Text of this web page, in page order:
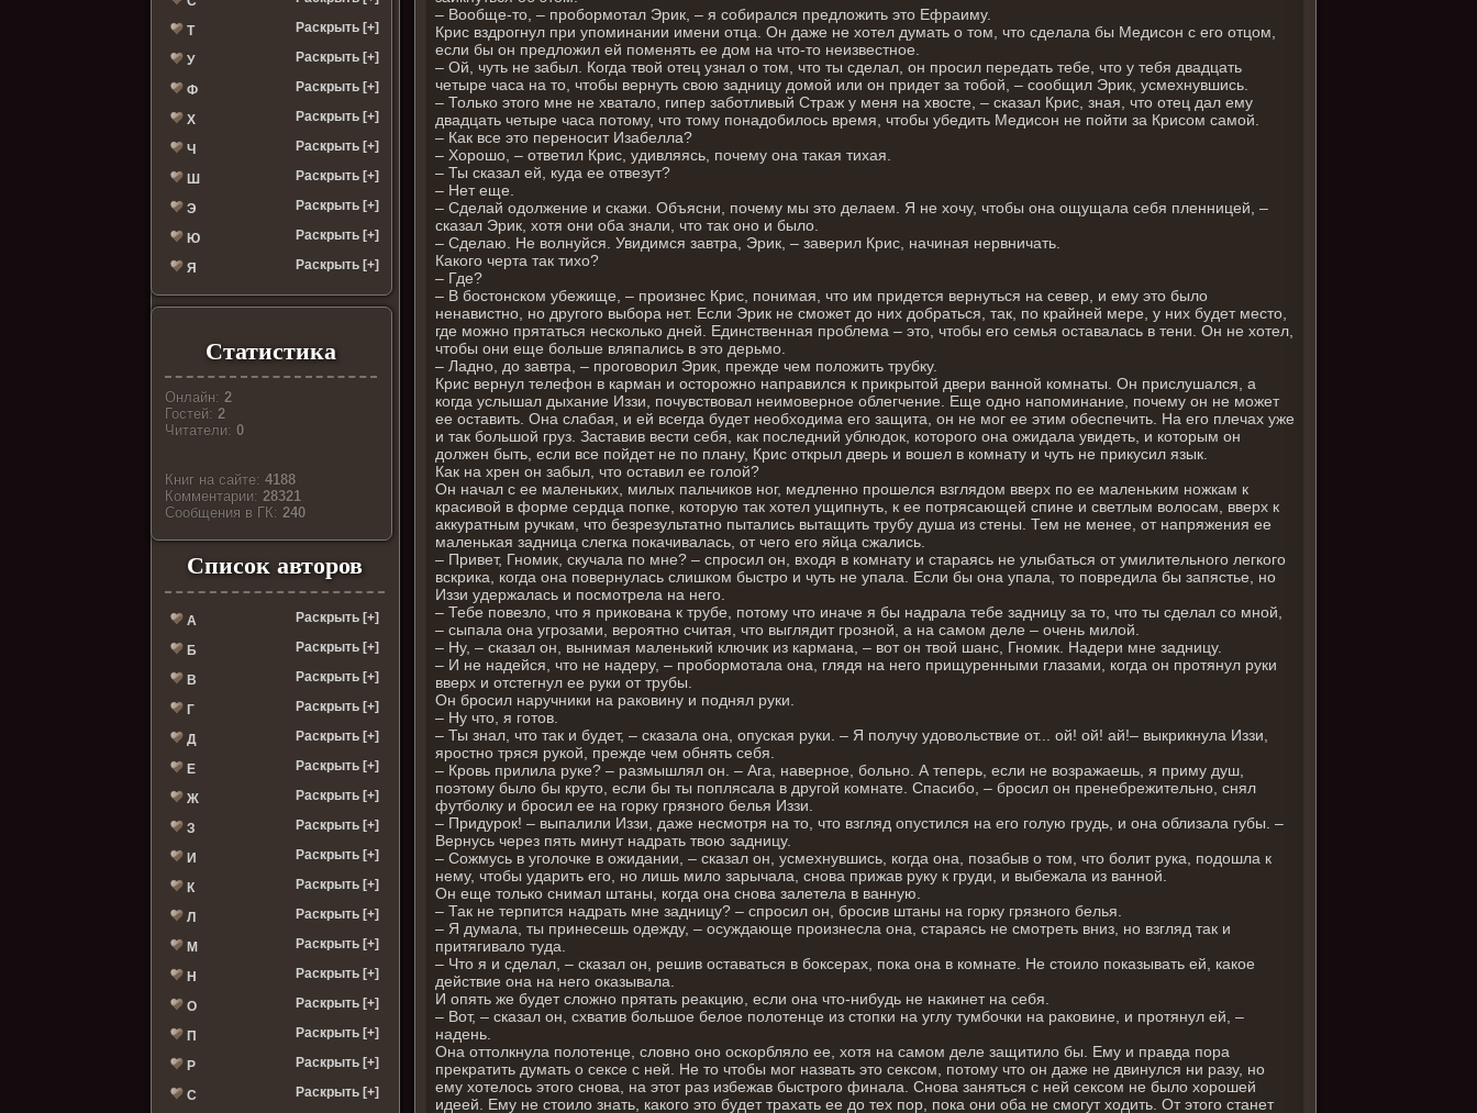
Т Раскрыть [+]
У Раскрыть [+]
Ф Раскрыть [+]
Х Раскрыть [+]
Ч Раскрыть [+]
Ш Раскрыть [+]
Э Раскрыть [+]
Ю Раскрыть [+]
Я Раскрыть [+]
Статистика
Онлайн: 2
Гостей: 2
Читатели: 0
Книг на сайте: 4188
Комментарии: 28321
Cообщения в ГК: 240
Список авторов
А Раскрыть [+]
Б Раскрыть [+]
В Раскрыть [+]
Г Раскрыть [+]
Д Раскрыть [+]
Е Раскрыть [+]
Ж Раскрыть [+]
З Раскрыть [+]
И Раскрыть [+]
К Раскрыть [+]
Л Раскрыть [+]
М Раскрыть [+]
Н Раскрыть [+]
О Раскрыть [+]
П Раскрыть [+]
Р Раскрыть [+]
С Раскрыть [+]
– Вообще-то, – пробормотал Эрик, – я собирался предложить это Ефраиму.
Крис вздрогнул при упоминании имени отца. Он даже не хотел думать о том, что сделала бы Медисон с его отцом,
если бы он предложил ей поменять ее дом на что-то неизвестное.
– Ой, чуть не забыл. Когда твой отец узнал о том, что ты сделал, он просил передать тебе, что у тебя двадцать
четыре часа на то, чтобы вернуть свою задницу домой или он придет за тобой, – сообщил Эрик, усмехнувшись.
– Только этого мне не хватало, гипер заботливый Страж у меня на хвосте, – сказал Крис, зная, что отец дал ему
двадцать четыре часа потому, что тому понадобилось время, чтобы убедить Медисон не пойти за Крисом самой.
– Как все это переносит Изабелла?
– Хорошо, – ответил Крис, удивляясь, почему она такая тихая.
– Ты сказал ей, куда ее отвезут?
– Нет еще.
– Сделай одолжение и скажи. Объясни, почему мы это делаем. Я не хочу, чтобы она ощущала себя пленницей, –
сказал Эрик, хотя они оба знали, что так оно и было.
– Сделаю. Не волнуйся. Увидимся завтра, Эрик, – заверил Крис, начиная нервничать.
Какого черта так тихо?
– Где?
– В бостонском убежище, – произнес Крис, понимая, что им придется вернуться на север, и ему это было
ненавистно, но другого выбора нет. Если Эрик не сможет до них добраться, так, по крайней мере, у них будет место,
где можно прятаться несколько дней. Единственная проблема – это, чтобы его семья оставалась в тени. Он не хотел,
чтобы они еще больше вляпались в это дерьмо.
– Ладно, до завтра, – проговорил Эрик, прежде чем положить трубку.
Крис вернул телефон в карман и осторожно направился к прикрытой двери ванной комнаты. Он прислушался, а
когда услышал дыхание Иззи, почувствовал неимоверное облегчение. Еще одно напоминание, почему он не может
ее оставить. Она слабая, и ей всегда будет необходима его защита, он не мог ее этим обеспечить. На его плечах уже
и так большой груз. Заставив вести себя, как последний ублюдок, которого она ожидала увидеть, и которым он
должен быть, если все пойдет не по плану, Крис открыл дверь и вошел в комнату и чуть не прикусил язык.
Как на хрен он забыл, что оставил ее голой?
Он начал с ее маленьких, милых пальчиков ног, медленно прошелся взглядом вверх по ее маленьким ножкам к
красивой в форме сердца попке, которую так хотел ущипнуть, к ее потрясающей спине и светлым волосам, вверх к
аккуратным ручкам, что безрезультатно пытались вытащить трубу душа из стены. Тем не менее, от напряжения ее
маленькая задница слегка покачивалась, от чего его яйца сжались.
– Привет, Гномик, скучала по мне? – спросил он, входя в комнату и стараясь не улыбаться от умилительного легкого
вскрика, когда она повернулась слишком быстро и чуть не упала. Если бы она упала, то повредила бы запястье, но
Иззи удержалась и посмотрела на него.
– Тебе повезло, что я прикована к трубе, потому что иначе я бы надрала тебе задницу за то, что ты сделал со мной,
– сыпала она угрозами, вероятно считая, что выглядит грозной, а на самом деле – очень милой.
– Ну, – сказал он, вынимая маленький ключик из кармана, – вот он твой шанс, Гномик. Надери мне задницу.
– И не надейся, что не надеру, – пробормотала она, глядя на него прищуренными глазами, когда он протянул руки
вверх и отстегнул ее руки от трубы.
Он бросил наручники на раковину и поднял руки.
– Ну что, я готов.
– Ты знал, что так и будет, – сказала она, опуская руки. – Я получу удовольствие от... ой! ой! ай!– выкрикнула Иззи,
яростно тряся рукой, прежде чем обнять себя.
– Кровь прилила руке? – размышлял он. – Ага, наверное, больно. А теперь, если не возражаешь, я приму душ,
поэтому было бы круто, если бы ты поплясала в другой комнате. Спасибо, – бросил он пренебрежительно, снял
футболку и бросил ее на горку грязного белья Иззи.
– Придурок! – выпалили Иззи, даже несмотря на то, что взгляд опустился на его голую грудь, и она облизала губы. –
Вернусь через пять минут надрать твою задницу.
– Сожмусь в уголочке в ожидании, – сказал он, усмехнувшись, когда она, позабыв о том, что болит рука, подошла к
нему, чтобы ударить его, но лишь мило зарычала, снова прижав руку к груди, и выбежала из ванной.
Он еще только снимал штаны, когда она снова залетела в ванную.
– Так не терпится надрать мне задницу? – спросил он, бросив штаны на горку грязного белья.
– Я думала, ты принесешь одежду, – осуждающе произнесла она, стараясь не смотреть вниз, но взгляд так и
притягивало туда.
– Что я и сделал, – сказал он, решив оставаться в боксерах, пока она в комнате. Не стоило показывать ей, какое
действие она на него оказывала.
И опять же будет сложно прятать реакцию, если она что-нибудь не накинет на себя.
– Вот, – сказал он, схватив большое белое полотенце из стопки на углу тумбочки на раковине, и протянул ей, –
надень.
Она оттолкнула полотенце, словно оно оскорбляло ее, хотя на самом деле защитило бы. Ему и правда пора
прекратить думать о сексе с ней. Не то чтобы мог назвать это сексом, потому что он даже не двинулся ни разу, но
ему хотелось этого снова, на этот раз избежав быстрого финала. Снова заняться с ней сексом не было хорошей
идеей. Ему не стоило знать, какого это будет трахать ее до тех пор, пока они оба не смогут ходить. От этого станет